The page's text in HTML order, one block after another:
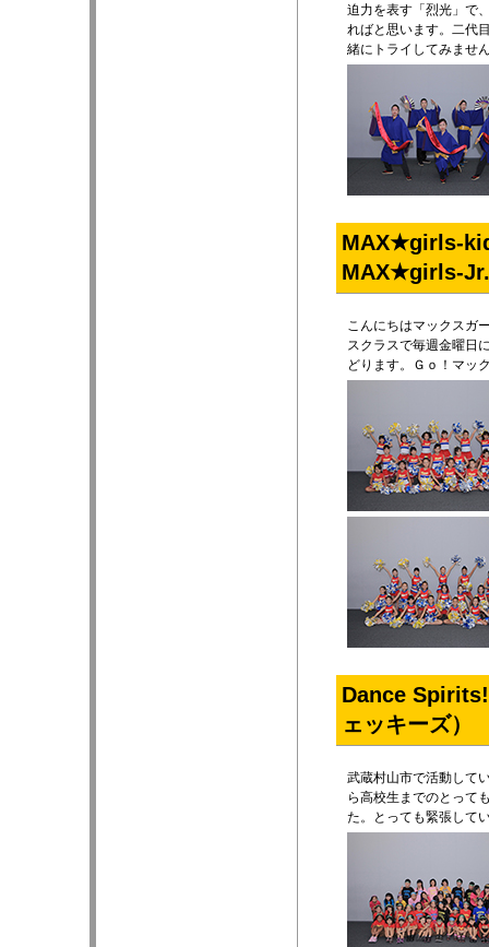
迫力を表す「烈光」で
ればと思います。二代
緒にトライしてみませ
MAX★girls-
MAX★girls-Jr.
こんにちはマックスガ
スクラスで毎週金曜日
どります。Ｇｏ！マッ
Dance
ェッキーズ）
武蔵村山市で活動して
ら高校生までのとって
た。とっても緊張して